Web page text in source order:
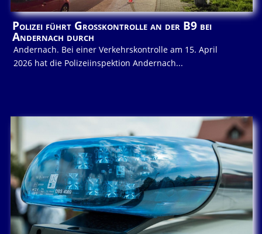
Polizei führt Großkontrolle an der B9 bei
Andernach durch
Andernach. Bei einer Verkehrskontrolle am 15. April
2026 hat die Polizeiinspektion Andernach...